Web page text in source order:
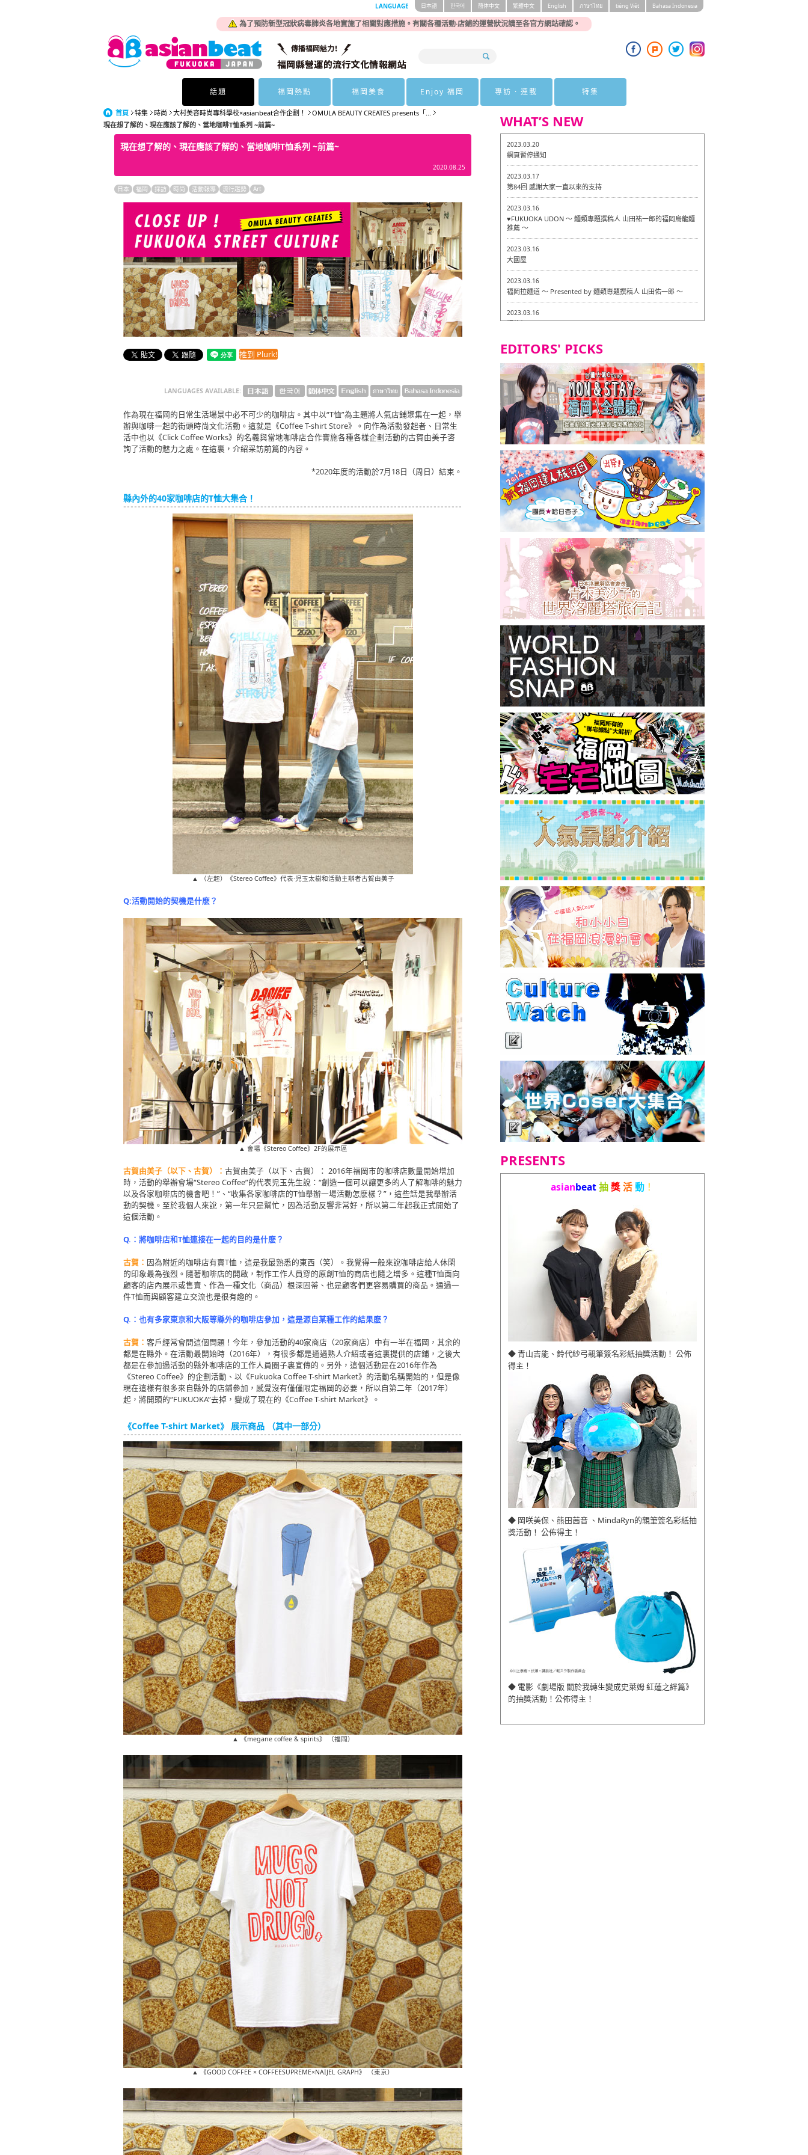
為了預防新型冠狀病毒肺炎各地實施了相關對應措施。有關各種活動·店鋪的運營狀況請至各官方網站確認。
LANGUAGE 日本語 한국어 簡体中文 繁體中文 English ภาษาไทย tiéng Viêt Bahasa Indonesia
話題 福岡熱點 福岡美食 Enjoy 福岡 專訪 · 連載 特集
首頁 特集 時尚 大村美容時尚專科學校×asianbeat合作企劃！
OMULA BEAUTY CREATES presents「...
現在想了解的、現在應該了解的、當地咖啡T恤系列 ~前篇~
現在想了解的、現在應該了解的、當地咖啡T恤系列 ~前篇~
2020.08.25
日本 福岡 採訪 時尚 活動報導 流行趨勢 Art
推到 Plurk!
LANGUAGES AVAILABLE:
作為現在福岡的日常生活場景中必不可少的咖啡店。其中以“T恤”為主題將人氣店鋪聚集在一起，舉
辦與咖啡一起的街頭時尚文化活動。這就是《Coffee T-shirt Store》。向作為活動發起者、日常生
活中也以《Click Coffee Works》的名義與當地咖啡店合作實施各種各樣企劃活動的古賀由美子咨
詢了活動的魅力之處。在這裏，介紹采訪前篇的內容。
*2020年度的活動於7月18日（周日）結束。
縣內外的40家咖啡店的T恤大集合！
▲ （左起）《Stereo Coffee》代表·児玉太樹和活動主辦者古賀由美子
Q:活動開始的契機是什麽？
▲ 會場《Stereo Coffee》2F的展示區
古賀由美子（以下、古賀）： 古賀由美子（以下、古賀）： 2016年福岡市的咖啡店數量開始增加
時，活動的舉辦會場“Stereo Coffee”的代表児玉先生說：“創造一個可以讓更多的人了解咖啡的魅力
以及各家咖啡店的機會吧！”、“收集各家咖啡店的T恤舉辦一場活動怎麽樣？”，這些話是我舉辦活
動的契機。至於我個人來說，第一年只是幫忙，因為活動反響非常好，所以第二年起我正式開始了
這個活動。
Q.：將咖啡店和T恤連接在一起的目的是什麽？
古賀： 因為附近的咖啡店有賣T恤，這是我最熟悉的東西（笑）。我覺得一般來說咖啡店給人休閑
的印象最為強烈。隨著咖啡店的開啟，制作工作人員穿的原創T恤的商店也隨之增多。這種T恤面向
顧客的店內展示或售賣、作為一種文化（商品）根深固蒂、也是顧客們更容易購買的商品。通過一
件T恤而與顧客建立交流也是很有趣的。
Q.：也有多家東京和大阪等縣外的咖啡店參加，這是源自某種工作的結果麽？
古賀： 客戶經常會問這個問題！今年，參加活動的40家商店（20家商店）中有一半在福岡，其余的
都是在縣外。在活動最開始時（2016年），有很多都是通過熟人介紹或者這裏提供的店鋪，之後大
都是在參加過活動的縣外咖啡店的工作人員圈子裏宣傳的。另外，這個活動是在2016年作為
《Stereo Coffee》的企劃活動、以《Fukuoka Coffee T-shirt Market》的活動名稱開始的，但是像
現在這樣有很多來自縣外的店鋪參加，感覺沒有僅僅限定福岡的必要，所以自第二年（2017年）
起，將開頭的“FUKUOKA”去掉，變成了現在的《Coffee T-shirt Market》。
《Coffee T-shirt Market》 展示商品 （其中一部分）
▲ 《megane coffee & spirits》 （福岡）
▲ 《GOOD COFFEE × COFFEESUPREME×NAIJEL GRAPH》 （東京）
WHAT’S NEW
2023.03.20
網頁暫停通知
2023.03.17
第84回 感謝大家一直以來的支持
2023.03.16
♥FUKUOKA UDON ～ 麵類專題撰稿人 山田祐一郎的福岡烏龍麵
推薦 ～
2023.03.16
大國屋
2023.03.16
福岡拉麵道 〜 Presented by 麵類專題撰稿人 山田佑一郎 〜
2023.03.16
福龍軒
2023.03.07
Isogiyokarazu 博多總店 〜 嚴格素食主義・素食主義者的菜單試
的試吃之旅 in 福岡市！ 〜
2023.03.07
嚴格素食主義・素食主義者的菜單試的試吃之旅 in 福岡市！
2023.03.02
Little Stand 大名店 〜 嚴格素食主義・素食主義者的菜單試的試
吃之旅 in 福岡市！ 〜
2023.02.28
東築軒 折尾本社烏冬店
EDITORS' PICKS
PRESENTS
asianbeat抽獎活動 ！
◆ 青山吉能、鈴代紗弓親筆簽名彩紙抽獎活動！ 公佈
得主！
◆ 岡咲美保、熊田茜音 、MindaRyn的親筆簽名彩紙抽
獎活動！ 公佈得主！
◆ 電影《劇場版 關於我轉生變成史萊姆 紅蓮之絆篇》
的抽獎活動！公佈得主！